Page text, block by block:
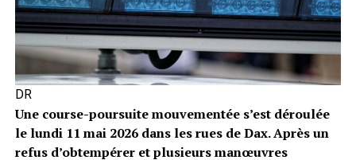
DR
Une course-poursuite mouvementée s’est déroulée
le lundi 11 mai 2026 dans les rues de Dax. Après un
refus d’obtempérer et plusieurs manœuvres